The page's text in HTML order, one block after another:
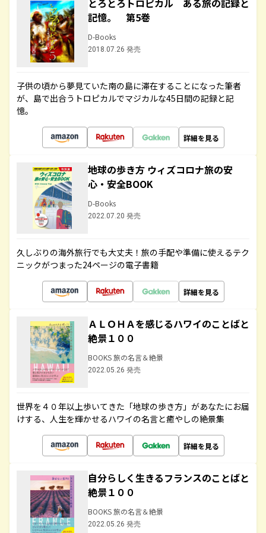
とろとろトロピカル ある旅の記録と
記憶。 第5巻
D-Books
2018.07.26 発売
子供の頃から夢見ていた南の島に滞在することになった筆者
が、島で出合うトロピカルでマジカルな45日間の記録と記
憶。
詳細を見る
地球の歩き方 ウィズコロナ旅の安
心・安全BOOK
D-Books
2022.07.20 発売
久しぶりの海外旅行でも大丈夫！旅の手配や準備に使えるテク
ニックがつまった24ページの電子書籍
詳細を見る
ＡＬＯＨＡを感じるハワイのことばと
絶景１００
BOOKS 旅の名言＆絶景
2022.05.26 発売
世界を４０年以上歩いてきた「地球の歩き方」があなたにお届
けする、人生を輝かせるハワイの名言と癒やしの絶景集
詳細を見る
自分らしく生きるフランスのことばと
絶景１００
BOOKS 旅の名言＆絶景
2022.05.26 発売